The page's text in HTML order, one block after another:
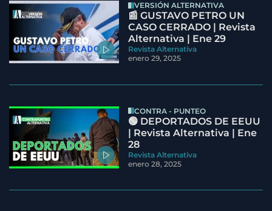
VERSIÓN ALTERNATIVA
📰 GUSTAVO PETRO UN
CASO CERRADO | Revista
Alternativa | Ene 29
Revista Alternativa
enero 29, 2025
CONTRA - PUNTEO
🟢 DEPORTADOS DE EEUU
| Revista Alternativa | Ene
28
Revista Alternativa
enero 28, 2025